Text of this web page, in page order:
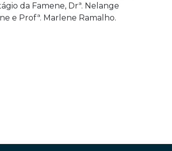
da Famene, Drª. Nelange
e Profª. Marlene Ramalho.